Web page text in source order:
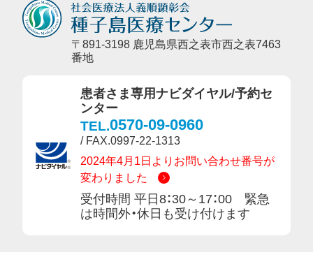
〒891-3198 鹿児島県西之表市西之表7463
番地
患者さま専用ナビダイヤル/予約セ
ンター
TEL.0570-09-0960
/ FAX.0997-22-1313
2024年4月1日よりお問い合わせ番号が
変わりました
受付時間 平日8：30～17：00 緊急
は時間外・休日も受け付けます